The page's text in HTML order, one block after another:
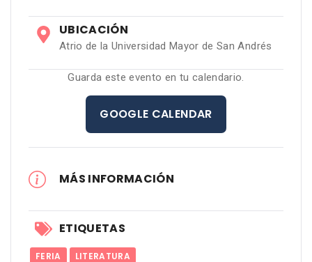
UBICACIÓN
Atrio de la Universidad Mayor de San Andrés
Guarda este evento en tu calendario.
GOOGLE CALENDAR
MÁS INFORMACIÓN
ETIQUETAS
FERIA LITERATURA